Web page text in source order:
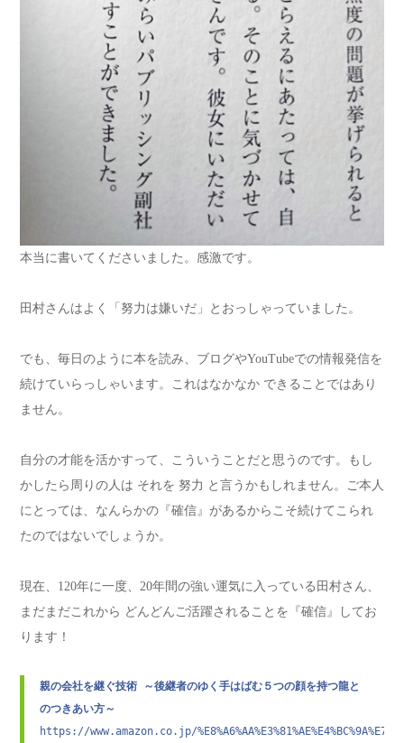
本当に書いてくださいました。感激です。
田村さんはよく「努力は嫌いだ」とおっしゃっていました。
でも、毎日のように本を読み、ブログやYouTubeでの情報発信を
続けていらっしゃいます。これはなかなか できることではあり
ません。
自分の才能を活かすって、こういうことだと思うのです。もし
かしたら周りの人は それを 努力 と言うかもしれません。ご本人
にとっては、なんらかの『確信』があるからこそ続けてこられ
たのではないでしょうか。
現在、120年に一度、20年間の強い運気に入っている田村さん、
まだまだこれから どんどんご活躍されることを『確信』してお
ります！
親の会社を継ぐ技術 ～後継者のゆく手はばむ５つの顔を持つ龍と
のつきあい方～
https://www.amazon.co.jp/